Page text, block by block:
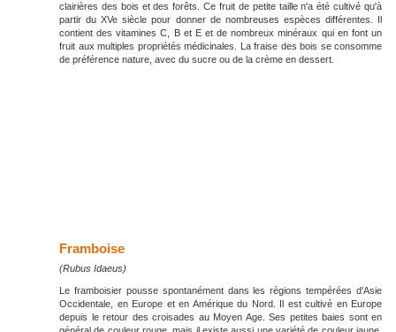
clairières des bois et des forêts. Ce fruit de petite taille n'a été cultivé qu'à
partir du XVe siècle pour donner de nombreuses espèces différentes. Il
contient des vitamines C, B et E et de nombreux minéraux qui en font un
fruit aux multiples propriétés médicinales. La fraise des bois se consomme
de préférence nature, avec du sucre ou de la crème en dessert.
Framboise
(Rubus Idaeus)
Le framboisier pousse spontanément dans les régions tempérées d'Asie
Occidentale, en Europe et en Amérique du Nord. Il est cultivé en Europe
depuis le retour des croisades au Moyen Age. Ses petites baies sont en